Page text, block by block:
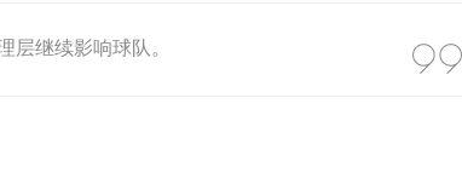
层继续影响球队。